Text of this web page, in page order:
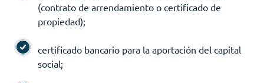
(contrato de arrendamiento o certificado de
propiedad);
certificado bancario para la aportación del capital
social;